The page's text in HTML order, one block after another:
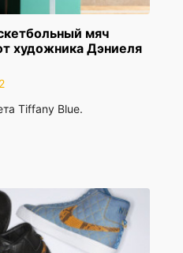
мяч
художника Дэниеля
Tiffany Blue.